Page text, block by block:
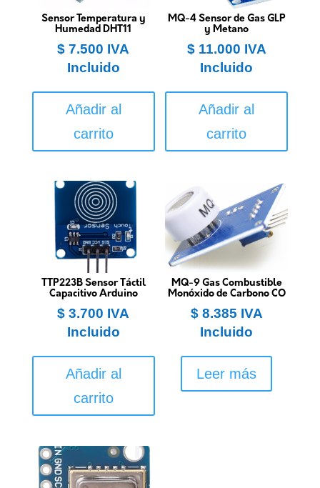
Sensor Temperatura y
Humedad DHT11
$ 7.500 IVA
Incluido
Añadir al
carrito
MQ-4 Sensor de Gas GLP
y Metano
$11.000 IVA
Incluido
Añadir al
carrito
TTP223B Sensor Táctil
Capacitivo Arduino
$ 3.700 IVA
Incluido
Añadir al
carrito
MQ-9 Gas Combustible
Monóxido de Carbono CO
$8.385 IVA
Incluido
Leer más